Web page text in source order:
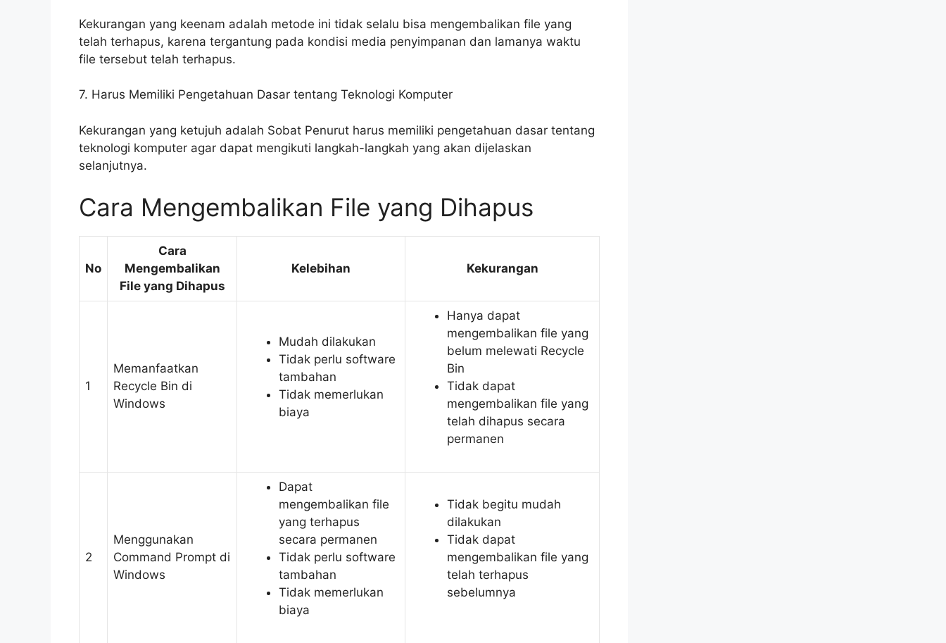
Kekurangan yang keenam adalah metode ini tidak selalu bisa mengembalikan file yang
telah terhapus, karena tergantung pada kondisi media penyimpanan dan lamanya waktu
file tersebut telah terhapus.
7. Harus Memiliki Pengetahuan Dasar tentang Teknologi Komputer
Kekurangan yang ketujuh adalah Sobat Penurut harus memiliki pengetahuan dasar tentang
teknologi komputer agar dapat mengikuti langkah-langkah yang akan dijelaskan
selanjutnya.
Cara Mengembalikan File yang Dihapus
No
Cara
Mengembalikan
File yang Dihapus
Kelebihan Kekurangan
1
Memanfaatkan
Recycle Bin di
Windows
Mudah dilakukan
Tidak perlu software
tambahan
Tidak memerlukan
biaya
Hanya dapat
mengembalikan file yang
belum melewati Recycle
Bin
Tidak dapat
mengembalikan file yang
telah dihapus secara
permanen
2
Menggunakan
Command Prompt di
Windows
Dapat
mengembalikan file
yang terhapus
secara permanen
Tidak perlu software
tambahan
Tidak memerlukan
biaya
Tidak begitu mudah
dilakukan
Tidak dapat
mengembalikan file yang
telah terhapus
sebelumnya